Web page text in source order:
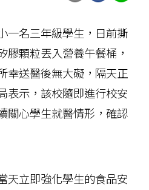
一名三年級學生，日前撕
膠顆粒丟入營養午餐桶，
幸送醫後無大礙，隔天正
表示，該校隨即進行校安
關心學生就醫情形，確認
天立即強化學生的食品安